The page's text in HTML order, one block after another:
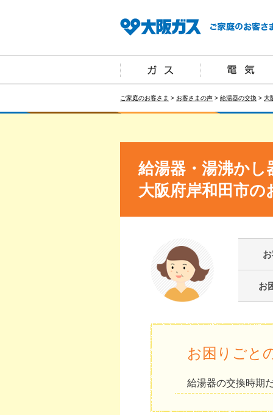
ご家庭のお客さま > お客さまの声 > 給湯器の交換 > 大
給湯器・湯沸かし
大阪府岸和田市の
お
お困りごと
給湯器の交換時期